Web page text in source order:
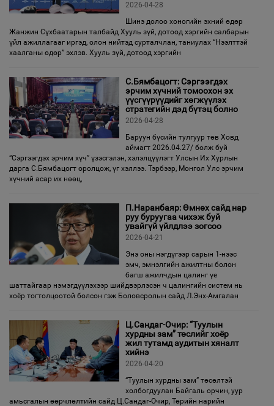
2026-04-28
Шинэ долоо хоногийн эхний өдөр
Жанжин Сүхбаатарын талбайд Хууль зүй, дотоод хэргийн салбарын
үйл ажиллагааг иргэд, олон нийтэд сурталчлан, таниулах “Нээлттэй
хаалганы өдөр” эхлэв. Хууль зүй, дотоод хэргийн
С.Бямбацогт: Сэргээгдэх
эрчим хүчний томоохон эх
үүсгүүрүүдийг хөгжүүлэх
стратегийн дэд бүтэц болно
2026-04-28
Баруун бүсийн тулгуур төв Ховд
аймагт 2026.04.27/ болж буй
“Сэргээгдэх эрчим хүч” үзэсгэлэн, хэлэлцүүлэгт Улсын Их Хурлын
дарга С.Бямбацогт оролцож, үг хэллээ. Тэрбээр, Монгол Улс эрчим
хүчний асар их нөөц,
П.Наранбаяр: Өмнөх сайд нар
руу буруугаа чихэж буй
увайгүй үйлдлээ зогсоо
2026-04-21
Энэ оны нэгдүгээр сарын 1-нээс
эмч, эмнэлгийн ажилтны болон
багш ажилчдын цалинг үе
шаттайгаар нэмэгдүүлэхээр шийдвэрлэсэн ч цалингийн систем нь
хоёр тогтолцоотой болсон гэж Боловсролын сайд Л.Энх-Амгалан
Ц.Сандаг-Очир: “Туулын
хурдны зам” төслийг хоёр
жил тутамд аудитын хяналт
хийнэ
2026-04-20
“Туулын хурдны зам” төсөлтэй
холбогдуулан Байгаль орчин, уур
амьсгалын өөрчлөлтийн сайд Ц.Сандаг-Очир, Төрийн нарийн